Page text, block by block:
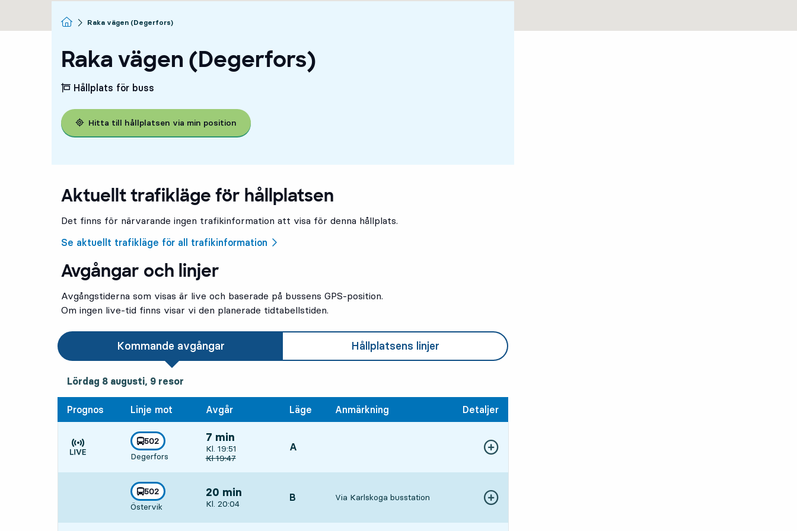
2
2
Startsida
Raka vägen (Degerfors)
Raka vägen (Degerfors)
Hållplats för buss
Hitta till hållplatsen via min position
Aktuellt trafikläge för hållplatsen
Det finns för närvarande ingen trafikinformation att visa för denna hållplats.
Se aktuellt trafikläge för all trafikinformation
Avgångar och linjer
Avgångstiderna som visas är live och baserade på bussens GPS-position.
Om ingen live-tid finns visar vi den planerade tidtabellstiden.
Kommande avgångar Hållplatsens linjer
lördag 8 augusti, 9resor
Lördag 8 augusti, 9 resor
Prognos Linje mot Avgår Läge Anmärkning Detaljer
Tiden är prognos
linje
502
mot
Degerfors
,
7 min
Avgår, Kl. 19:51, om 7 min
Kl. 19:51
Ursprunglig avgångstid
Kl19:47
LÄGE,
A Visa fler detaljer
linje
502
mot
Östervik
,
20 min
Avgår, Kl. 20:04, om 20 min
Kl. 20:04
LÄGE,
B Via Karlskoga busstation Visa fler detaljer